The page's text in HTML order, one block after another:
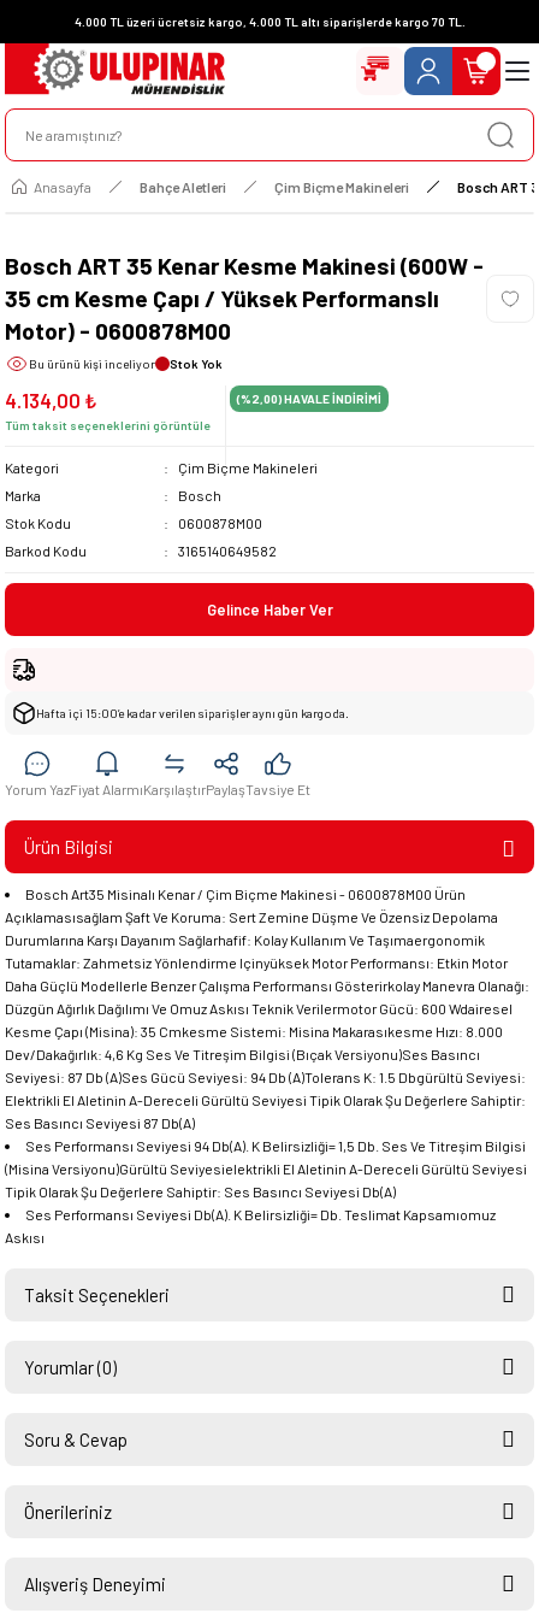
4.000 TL üzeri ücretsiz kargo, 4.000 TL altı siparişlerde kargo 70 TL.
Anasayfa Bahçe Aletleri Çim Biçme Makineleri Bosch ART
Bosch ART 35 Kenar Kesme Makinesi (600W -
35 cm Kesme Çapı / Yüksek Performanslı
Motor) - 0600878M00
Bu ürünü kişi inceliyor Stok Yok
4.134,00 ₺
Tüm taksit seçeneklerini görüntüle
(%2,00)HAVALE İNDİRİMİ
Kategori
Çim Biçme Makineleri
Marka
Bosch
Stok Kodu
0600878M00
Barkod Kodu
3165140649582
Gelince Haber Ver
Hafta içi 15:00’e kadar verilen siparişler aynı gün kargoda.
Yorum YazFiyat AlarmıKarşılaştırPaylaşTavsiye Et
Ürün Bilgisi
Bosch Art35 Misinalı Kenar / Çim Biçme Makinesi - 0600878M00 Ürün
Açıklamasısağlam Şaft Ve Koruma: Sert Zemine Düşme Ve Özensiz Depolama
Durumlarına Karşı Dayanım Sağlarhafif: Kolay Kullanım Ve Taşımaergonomik
Tutamaklar: Zahmetsiz Yönlendirme Içinyüksek Motor Performansı: Etkin Motor
Daha Güçlü Modellerle Benzer Çalışma Performansı Gösterirkolay Manevra Olanağı:
Düzgün Ağırlık Dağılımı Ve Omuz Askısı Teknik Verilermotor Gücü: 600 Wdairesel
Kesme Çapı (Misina): 35 Cmkesme Sistemi: Misina Makarasıkesme Hızı: 8.000
Dev/Dakağırlık: 4,6 Kg Ses Ve Titreşim Bilgisi (Bıçak Versiyonu)Ses Basıncı
Seviyesi: 87 Db (A)Ses Gücü Seviyesi: 94 Db (A)Tolerans K: 1.5 Dbgürültü Seviyesi:
Elektrikli El Aletinin A-Dereceli Gürültü Seviyesi Tipik Olarak Şu Değerlere Sahiptir:
Ses Basıncı Seviyesi 87 Db(A)
Ses Performansı Seviyesi 94 Db(A). K Belirsizliği= 1,5 Db. Ses Ve Titreşim Bilgisi
(Misina Versiyonu)Gürültü Seviyesielektrikli El Aletinin A-Dereceli Gürültü Seviyesi
Tipik Olarak Şu Değerlere Sahiptir: Ses Basıncı Seviyesi Db(A)
Ses Performansı Seviyesi Db(A). K Belirsizliği= Db. Teslimat Kapsamıomuz
Askısı
Taksit Seçenekleri
Yorumlar (0)
Soru & Cevap
Önerileriniz
yetersiz gördüğünüz noktaları öneri formunu kullanarak tarafımıza
Alışveriş Deneyimi